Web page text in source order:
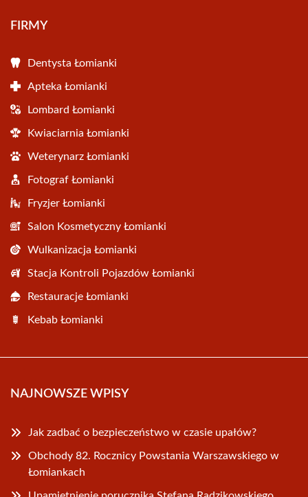
FIRMY
Dentysta Łomianki
Apteka Łomianki
Lombard Łomianki
Kwiaciarnia Łomianki
Weterynarz Łomianki
Fotograf Łomianki
Fryzjer Łomianki
Salon Kosmetyczny Łomianki
Wulkanizacja Łomianki
Stacja Kontroli Pojazdów Łomianki
Restauracje Łomianki
Kebab Łomianki
NAJNOWSZE WPISY
Jak zadbać o bezpieczeństwo w czasie upałów?
Obchody 82. Rocznicy Powstania Warszawskiego w
Łomiankach